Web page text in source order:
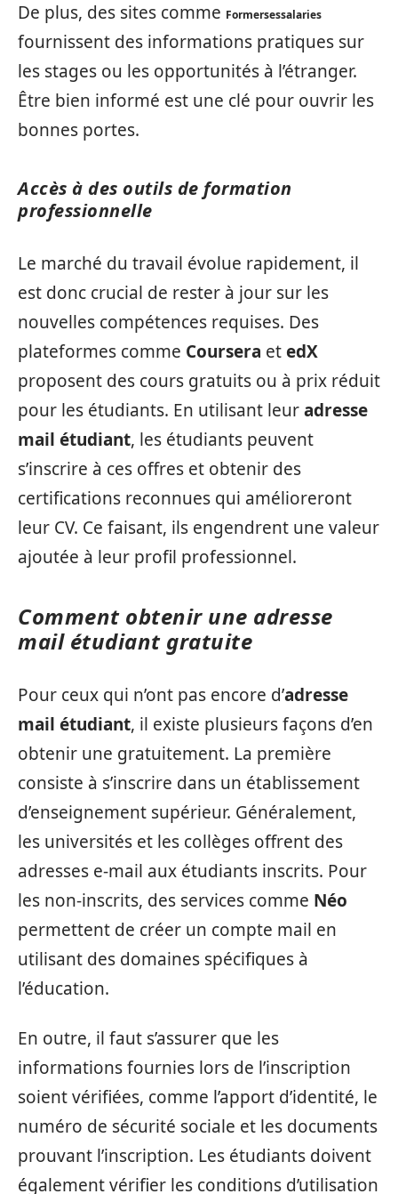
De plus, des sites comme Formersessalaries
fournissent des informations pratiques sur
les stages ou les opportunités à l’étranger.
Être bien informé est une clé pour ouvrir les
bonnes portes.
Accès à des outils de formation
professionnelle
Le marché du travail évolue rapidement, il
est donc crucial de rester à jour sur les
nouvelles compétences requises. Des
plateformes comme Coursera etedX
proposent des cours gratuits ou à prix réduit
pour les étudiants. En utilisant leuradresse
mail étudiant, les étudiants peuvent
s’inscrire à ces offres et obtenir des
certifications reconnues qui amélioreront
leur CV. Ce faisant, ils engendrent une valeur
ajoutée à leur profil professionnel.
Comment obtenir une adresse
mail étudiant gratuite
Pour ceux qui n’ont pas encore d’adresse
mail étudiant, il existe plusieurs façons d’en
obtenir une gratuitement. La première
consiste à s’inscrire dans un établissement
d’enseignement supérieur. Généralement,
les universités et les collèges offrent des
adresses e-mail aux étudiants inscrits. Pour
les non-inscrits, des services comme Néo
permettent de créer un compte mail en
utilisant des domaines spécifiques à
l’éducation.
En outre, il faut s’assurer que les
informations fournies lors de l’inscription
soient vérifiées, comme l’apport d’identité, le
numéro de sécurité sociale et les documents
prouvant l’inscription. Les étudiants doivent
également vérifier les conditions d’utilisation